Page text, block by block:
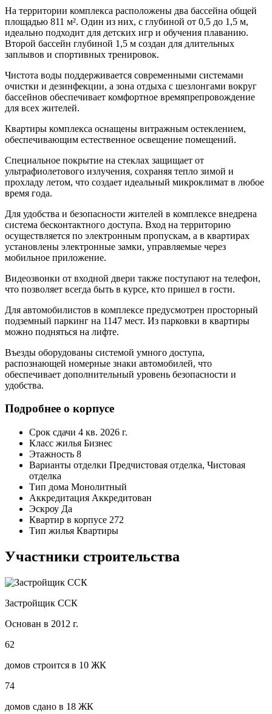
На территории комплекса расположены два бассейна общей
площадью 811 м². Один из них, с глубиной от 0,5 до 1,5 м,
идеально подходит для детских игр и обучения плаванию.
Второй бассейн глубиной 1,5 м создан для длительных
заплывов и спортивных тренировок.
Чистота воды поддерживается современными системами
очистки и дезинфекции, а зона отдыха с шезлонгами вокруг
бассейнов обеспечивает комфортное времяпрепровождение
для всех жителей.
Квартиры комплекса оснащены витражным остеклением,
обеспечивающим естественное освещение помещений.
Специальное покрытие на стеклах защищает от
ультрафиолетового излучения, сохраняя тепло зимой и
прохладу летом, что создает идеальный микроклимат в любое
время года.
Для удобства и безопасности жителей в комплексе внедрена
система бесконтактного доступа. Вход на территорию
осуществляется по электронным пропускам, а в квартирах
установлены электронные замки, управляемые через
мобильное приложение.
Видеозвонки от входной двери также поступают на телефон,
что позволяет всегда быть в курсе, кто пришел в гости.
Для автомобилистов в комплексе предусмотрен просторный
подземный паркинг на 1147 мест. Из парковки в квартиры
можно подняться на лифте.
Въезды оборудованы системой умного доступа,
распознающей номерные знаки автомобилей, что
обеспечивает дополнительный уровень безопасности и
удобства.
Подробнее о корпусе
Срок сдачи 4 кв. 2026 г.
Класс жилья Бизнес
Этажность 8
Варианты отделки Предчистовая отделка, Чистовая
отделка
Тип дома Монолитный
Аккредитация Аккредитован
Эскроу Да
Квартир в корпусе 272
Тип жилья Квартиры
Участники строительства
Застройщик ССК
Основан в 2012 г.
62
домов строится в 10 ЖК
74
домов сдано в 18 ЖК